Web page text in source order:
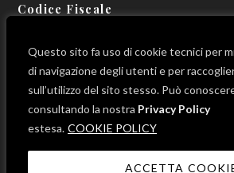
Questo sito fa uso di cookie tecnici per
di navigazione degli utenti e per
sull’utilizzo del sito stesso. Può
consultando la nostra Privacy Policy
estesa. COOKIE POLICY
ACCETTA
Codice Fiscale
LINK UTILI